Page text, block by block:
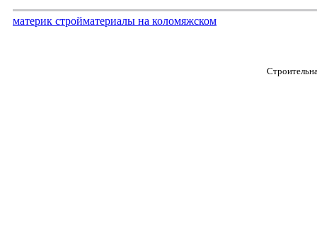
материк стройматериалы на коломяжском